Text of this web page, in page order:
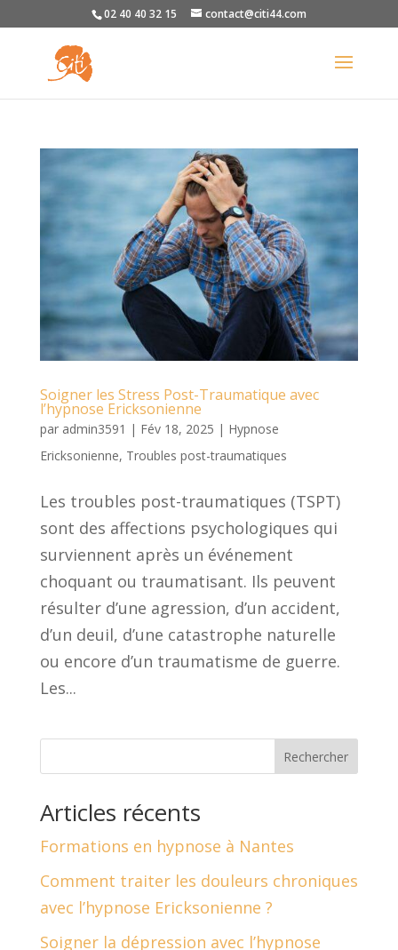
02 40 40 32 15 contact@citi44.com
Soigner les Stress Post-Traumatique avec
l’hypnose Ericksonienne
par admin3591 | Fév 18, 2025 | Hypnose
Ericksonienne, Troubles post-traumatiques
Les troubles post-traumatiques (TSPT)
sont des affections psychologiques qui
surviennent après un événement
choquant ou traumatisant. Ils peuvent
résulter d’une agression, d’un accident,
d’un deuil, d’une catastrophe naturelle
ou encore d’un traumatisme de guerre.
Les...
Rechercher
Articles récents
Formations en hypnose à Nantes
Comment traiter les douleurs chroniques
avec l’hypnose Ericksonienne ?
Soigner la dépression avec l’hypnose